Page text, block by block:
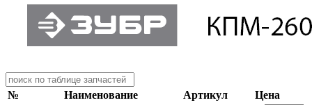
№ Наименование Артикул
Цена